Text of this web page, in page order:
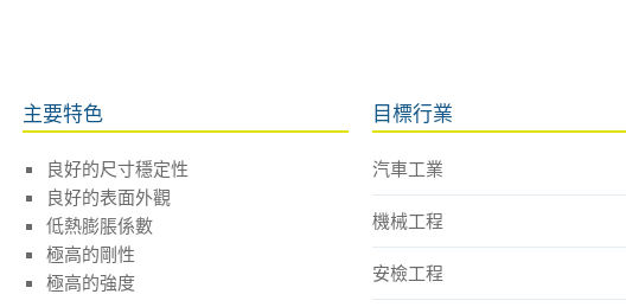
主要特色
良好的尺寸穩定性
良好的表面外觀
低熱膨脹係數
極高的剛性
極高的強度
目標行業
汽車工業
機械工程
安檢工程